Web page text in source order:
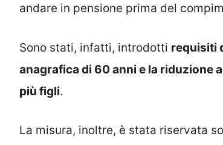
andare in pensione prima del
Sono stati, infatti, introdotti requisiti
anagrafica di 60 anni e la riduzione
più figli.
La misura, inoltre, è stata riservata